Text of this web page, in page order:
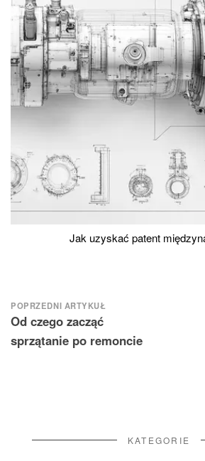
Jak uzyskać patent
Nawigacja
wpisu
POPRZEDNI ARTYKUŁ
Od czego zacząć
sprzątanie po remoncie
KATEGORIE